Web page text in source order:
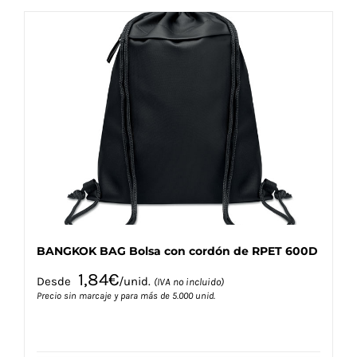
múltiples
variantes.
Las
producto
BANGKOK BAG Bolsa con cordón de RPET 600D
Desde 1,84€/unid. (IVA no incluido)
Precio sin marcaje y para más de 5.000 unid.